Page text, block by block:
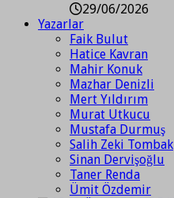
29/06/2026
Yazarlar
Faik Bulut
Hatice Kavran
Mahir Konuk
Mazhar Denizli
Mert Yıldırım
Murat Utkucu
Mustafa Durmuş
Salih Zeki Tombak
Sinan Dervişoğlu
Taner Renda
Ümit Özdemir